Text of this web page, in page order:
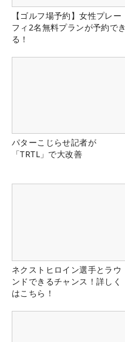
【ゴルフ場予約】女性プレー
フィ2名無料プランが予約でき
る！
パターこじらせ記者が
「TRTL」で大改善
ネクストヒロイン選手とラウ
ンドできるチャンス！詳しく
はこちら！